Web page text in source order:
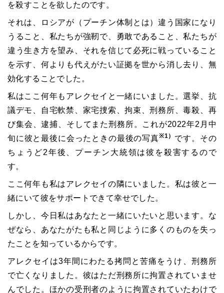
を殺すことを欲したのです。
それは、ロシアが（プーチン体制とは）違う国家になり
うること、私たちが強靭で、勇敢であること、私たちが
違う生き方を望み、それを信じて必死に戦っていること
を示す、何よりも代えがたい証拠を世から消し去り、無
効化することでした。
私はここ何年もアレクセイと一緒にいました。選挙、抗
議デモ、自宅軟禁、家宅捜索、拘束、刑務所、毒殺、再
び集会、逮捕、そしてまた刑務所。これが2022年2月中
旬に彼と最後に会ったときの最後の写真※1） です。その
ちょうど2年後、プーチン大統領は彼を殺害するので
す。
ここ何年も私はアレクセイの隣にいました。私は彼と一
緒にいて彼をサポートできて幸せでした。
しかし、今日私はあなたと一緒にいたいと思います。な
ぜなら、あなたがたも私と同じように多くのものを失っ
たことを知っているからです。
アレクセイは3年間にわたる拷問と苦痛をうけ、刑務所
で亡くなりました。彼はただ刑務所に拘置されていませ
んでした。ほかの受刑者のように拘置されていたわけで